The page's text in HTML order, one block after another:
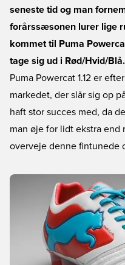
seneste tid og man
forårssæsonen lurer lige
kommet til Puma
tage sig ud i Rød/Hvid/Blå.
Puma Powercat 1.12 er
markedet, der slår sig op
haft stor succes med, da
man øje for lidt ekstra end
overveje denne fintunede